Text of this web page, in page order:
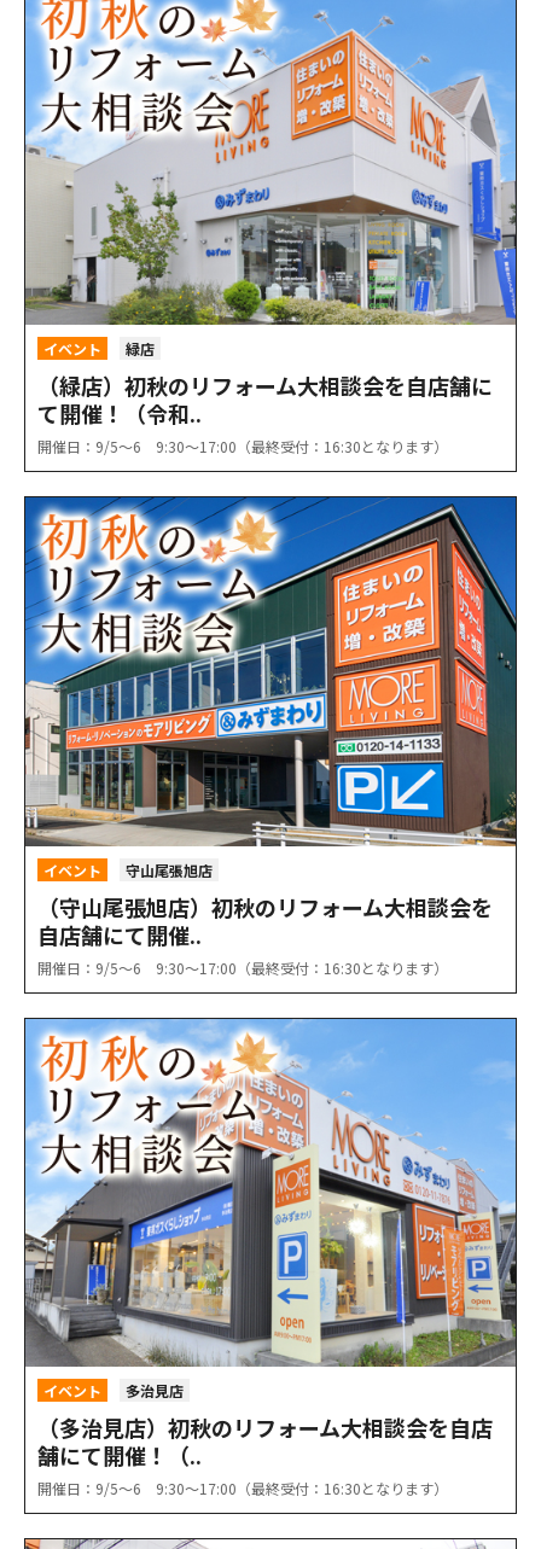
イベント 緑店
（緑店）初秋のリフォーム大相談会を自店舗に
て開催！（令和..
開催日：9/5〜6 9:30〜17:00（最終受付：16:30となります）
イベント 守山尾張旭店
（守山尾張旭店）初秋のリフォーム大相談会を
自店舗にて開催..
開催日：9/5〜6 9:30〜17:00（最終受付：16:30となります）
イベント 多治見店
（多治見店）初秋のリフォーム大相談会を自店
舗にて開催！（..
開催日：9/5〜6 9:30〜17:00（最終受付：16:30となります）